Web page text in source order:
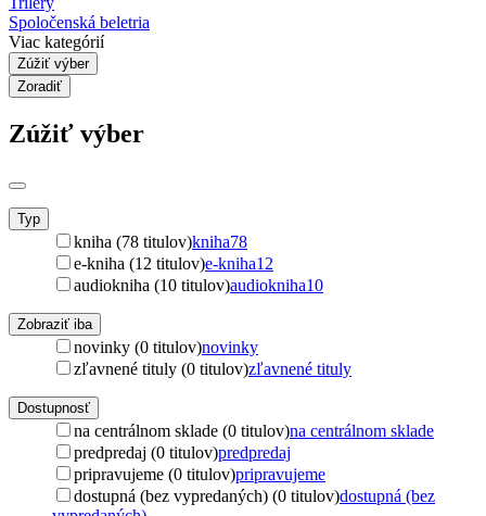
Spoločenská beletria
Viac kategórií
Zúžiť výber
Zoradiť
Zúžiť výber
Typ
kniha (78 titulov)kniha78
e-kniha (12 titulov)e-kniha12
audiokniha (10 titulov)audiokniha10
Zobraziť iba
novinky (0 titulov)novinky
zľavnené tituly (0 titulov)zľavnené tituly
Dostupnosť
na centrálnom sklade (0 titulov)na centrálnom sklade
predpredaj (0 titulov)predpredaj
pripravujeme (0 titulov)pripravujeme
dostupná (bez vypredaných) (0 titulov)dostupná (bez